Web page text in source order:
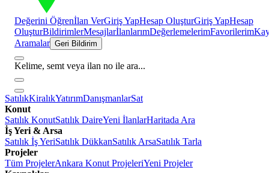
Değerini Öğrenİlan VerGiriş YapHesap OluşturGiriş YapHesap
OluşturBildirimlerMesajlarİlanlarımDeğerlemelerimFavorilerim
Aramalar Geri Bildirim
Kelime, semt veya ilan no ile ara...
SatılıkKiralıkYatırımDanışmanlarSat
Konut
Satılık KonutSatılık DaireYeni İlanlarHaritada Ara
İş Yeri & Arsa
Satılık İş YeriSatılık DükkanSatılık ArsaSatılık Tarla
Projeler
Tüm ProjelerAnkara Konut ProjeleriYeni Projeler